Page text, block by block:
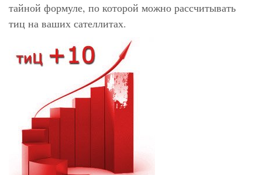
тайной формуле, по которой можно рассчитывать
тиц на ваших сателлитах.